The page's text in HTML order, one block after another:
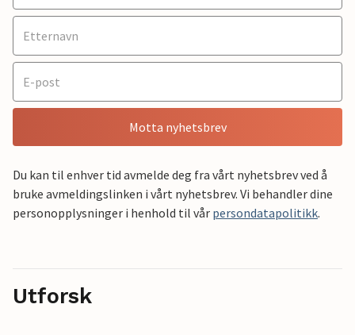
Motta nyhetsbrev
Du kan til enhver tid avmelde deg fra vårt nyhetsbrev ved å
bruke avmeldingslinken i vårt nyhetsbrev. Vi behandler dine
personopplysninger i henhold til vår persondatapolitikk.
Utforsk